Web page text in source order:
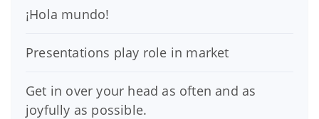
¡Hola mundo!
Presentations play role in market
Get in over your head as often and as
joyfully as possible.